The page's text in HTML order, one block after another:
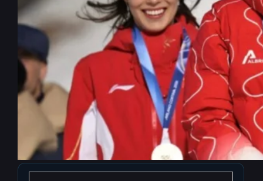
JO d’hiver : Mathilde Gremaud
garde sa couronne en
slopestyle après un nouveau
duel irrespirable avec Eileen
Gu
Fév 9, 2026— par Eugène Tuma
dans News JO